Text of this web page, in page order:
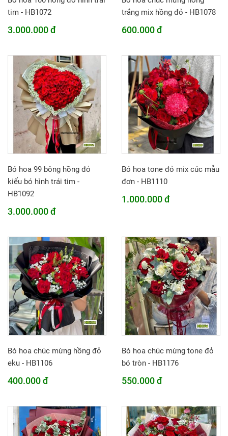
tim - HB1072
3.000.000 đ
trắng mix hồng đỏ - HB1078
600.000 đ
Bó hoa 99 bông hồng đỏ
kiểu bó hình trái tim -
HB1092
3.000.000 đ
Bó hoa tone đỏ mix cúc mẫu
đơn - HB1110
1.000.000 đ
Bó hoa chúc mừng hồng đỏ
eku - HB1106
400.000 đ
Bó hoa chúc mừng tone đỏ
bó tròn - HB1176
550.000 đ